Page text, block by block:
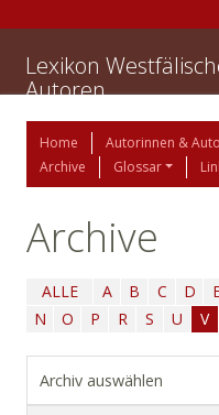
Lexikon
Autoren
Home Autorinnen &
Archive
Glossar
Archive
ALLE A B C D
N
O P R S U V
Archiv auswählen